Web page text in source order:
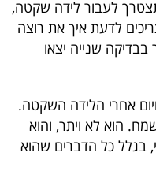
לעבור לידה שקטה,
לדעת איך את רוצה
שנייה יצאו
אחרי הלידה השקטה.
הוא לא ויתר, והוא
בגלל כל הדברים שהוא